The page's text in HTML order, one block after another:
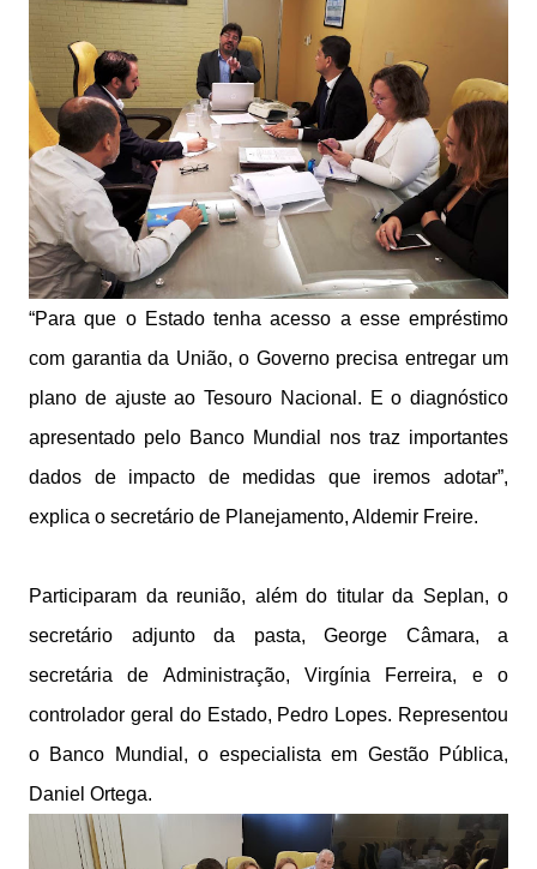
“Para que o Estado tenha acesso a esse empréstimo
com garantia da União, o Governo precisa entregar um
plano de ajuste ao Tesouro Nacional. E o diagnóstico
apresentado pelo Banco Mundial nos traz importantes
dados de impacto de medidas que iremos adotar”,
explica o secretário de Planejamento, Aldemir Freire.
Participaram da reunião, além do titular da Seplan, o
secretário adjunto da pasta, George Câmara, a
secretária de Administração, Virgínia Ferreira, e o
controlador geral do Estado, Pedro Lopes. Representou
o Banco Mundial, o especialista em Gestão Pública,
Daniel Ortega.